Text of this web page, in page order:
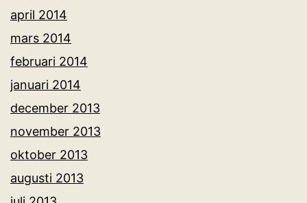
april 2014
mars 2014
februari 2014
januari 2014
december 2013
november 2013
oktober 2013
augusti 2013